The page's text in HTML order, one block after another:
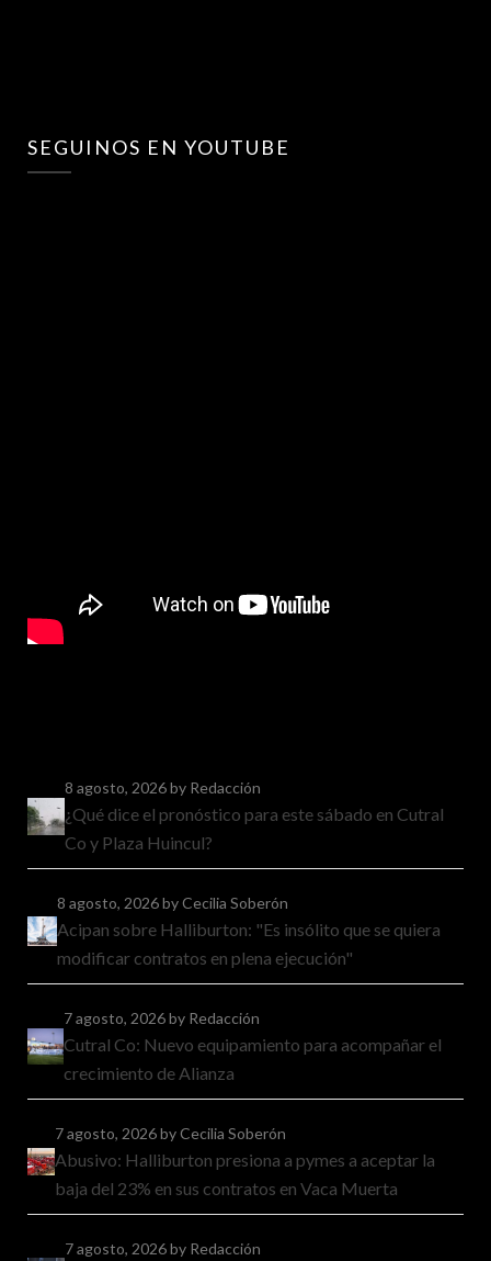
SEGUINOS EN YOUTUBE
8 agosto, 2026by Redacción
¿Qué dice el pronóstico para este sábado en Cutral
Co y Plaza Huincul?
8 agosto, 2026by Cecilia Soberón
Acipan sobre Halliburton: "Es insólito que se quiera
modificar contratos en plena ejecución"
7 agosto, 2026by Redacción
Cutral Co: Nuevo equipamiento para acompañar el
crecimiento de Alianza
7 agosto, 2026by Cecilia Soberón
Abusivo: Halliburton presiona a pymes a aceptar la
baja del 23% en sus contratos en Vaca Muerta
7 agosto, 2026by Redacción